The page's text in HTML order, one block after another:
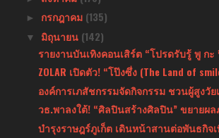
► กรกฎาคม (135)
▼ มิถุนายน (142)
รายงานบันเทิงคอนเสิร์ต “โปรดรับรู้ พู กะ
ZOLAR เปิดตัว! “โป๊งซึ่ง (The Land of
องค์การเภสัชกรรมจัดกิจกรรม ชวนผู้สูงวัย
วธ.พาลงใต้! “ศิลปินสร้างศิลปิน” ขยายผ
บำรุงราษฎร์ภูเก็ต เดินหน้าสานต่อพันธกิจ